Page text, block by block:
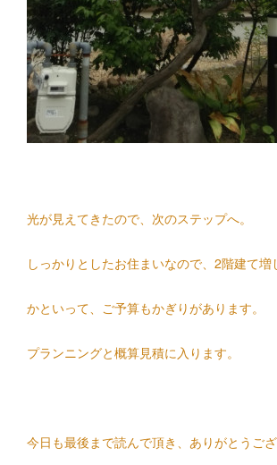
光が見えてきたので、次のステップへ。
しっかりとしたお住まいなので、2階建て増
かといって、ご予算もかぎりがあります。
プランニングと概算見積に入ります。
今日も最後まで読んで頂き、ありがとうござ